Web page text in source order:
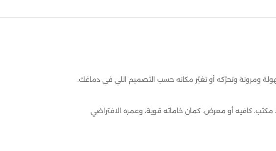
ومرونة وتحرّكه أو تغيّر مكانه حسب التصميم اللي في دماغك.
كافيه أو معرض. كمان خاماته قوية، وعمره الافتراضي